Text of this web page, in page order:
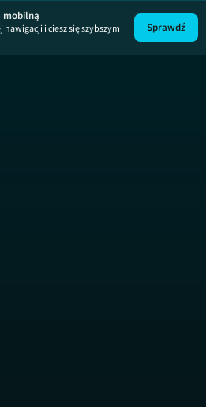
Zakup
mobilną
nawigacji i ciesz się szybszym
Sprawdź